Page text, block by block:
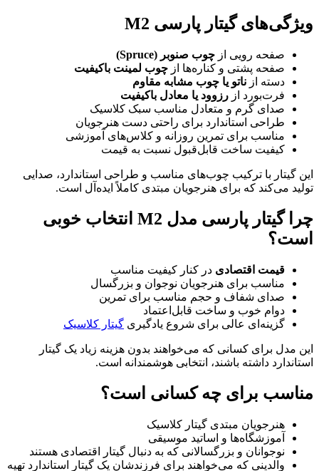
ویژگی‌های گیتار پارسی M2
صفحه رویی از چوب صنوبر (Spruce)
صفحه پشتی و کناره‌ها از چوب لمینت باکیفیت
دسته از ناتو یا چوب مشابه مقاوم
فرت‌بورد از رزوود یا معادل باکیفیت
صدای گرم و متعادل مناسب سبک کلاسیک
طراحی استاندارد برای راحتی دست هنرجویان
مناسب برای تمرین روزانه و کلاس‌های آموزشی
کیفیت ساخت قابل‌قبول نسبت به قیمت
این گیتار با ترکیب چوب‌های مناسب و طراحی استاندارد، صدایی
تولید می‌کند که برای هنرجویان مبتدی کاملاً ایده‌آل است.
چرا گیتار پارسی مدل M2 انتخاب خوبی
است؟
قیمت اقتصادی در کنار کیفیت مناسب
مناسب برای هنرجویان نوجوان و بزرگسال
صدای شفاف و حجم مناسب برای تمرین
دوام خوب و ساخت قابل‌اعتماد
گزینه‌ای عالی برای شروع یادگیری گیتار کلاسیک
این مدل برای کسانی که می‌خواهند بدون هزینه زیاد یک گیتار
استاندارد داشته باشند، انتخابی هوشمندانه است.
مناسب برای چه کسانی است؟
هنرجویان مبتدی گیتار کلاسیک
آموزشگاه‌ها و اساتید موسیقی
نوجوانان و بزرگسالانی که به دنبال گیتار اقتصادی هستند
والدینی که می‌خواهند برای فرزندشان یک گیتار استاندارد تهیه